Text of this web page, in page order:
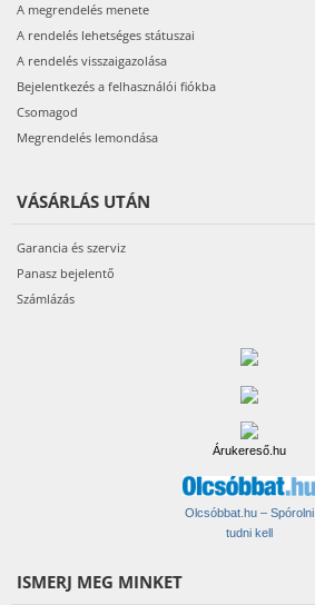
A megrendelés menete
A rendelés lehetséges státuszai
A rendelés visszaigazolása
Bejelentkezés a felhasználói fiókba
Csomagod
Megrendelés lemondása
VÁSÁRLÁS UTÁN
Garancia és szerviz
Panasz bejelentő
Számlázás
Árukereső.hu
Olcsóbbat.hu – Spórolni
tudni kell
ISMERJ MEG MINKET